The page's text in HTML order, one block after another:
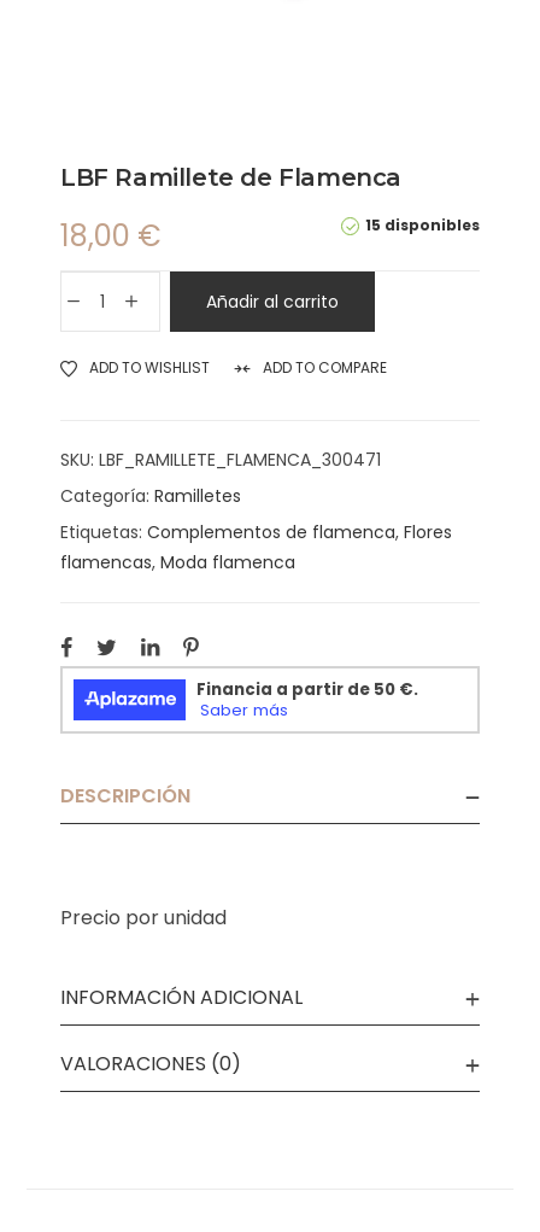
LBF Ramillete de Flamenca
15 disponibles
18,00 €
Añadir al carrito
ADD TO WISHLIST ADD TO COMPARE
SKU: LBF_RAMILLETE_FLAMENCA_300471
Categoría: Ramilletes
Etiquetas: Complementos de flamenca, Flores
flamencas, Moda flamenca
DESCRIPCIÓN
Precio por unidad
INFORMACIÓN ADICIONAL
VALORACIONES (0)